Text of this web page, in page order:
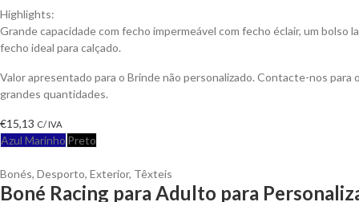
Highlights:
Grande capacidade com fecho impermeável com fecho éclair, um bolso
fecho ideal para calçado.
Valor apresentado para o Brinde não personalizado. Contacte-nos
grandes quantidades.
€15,13 C/ IVA
Azul Marinho Preto
Bonés, Desporto, Exterior, Têxteis
Boné Racing para Adulto para